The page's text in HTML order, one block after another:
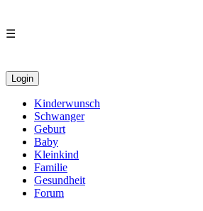
☰
Login
Kinderwunsch
Schwanger
Geburt
Baby
Kleinkind
Familie
Gesundheit
Forum